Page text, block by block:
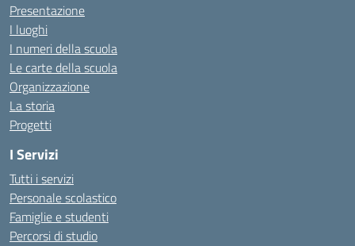
Presentazione
I luoghi
I numeri della scuola
Le carte della scuola
Organizzazione
La storia
Progetti
I Servizi
Tutti i servizi
Personale scolastico
Famiglie e studenti
Percorsi di studio